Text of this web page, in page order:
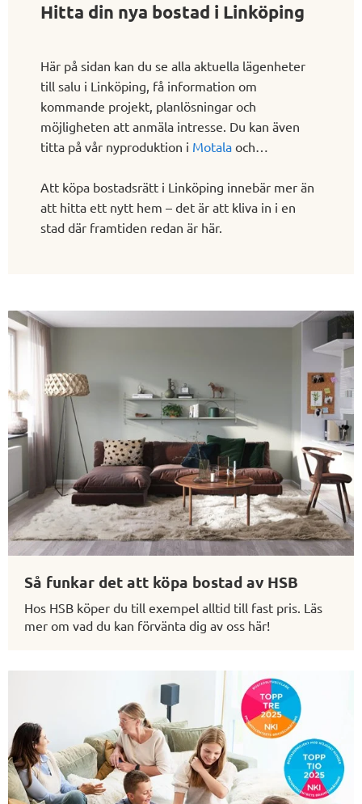
Hitta din nya bostad i Linköping
Här på sidan kan du se alla aktuella lägenheter
till salu i Linköping, få information om
kommande projekt, planlösningar och
möjligheten att anmäla intresse. Du kan även
titta på vår nyproduktion i Motala och
Att köpa bostadsrätt i Linköping innebär mer än
att hitta ett nytt hem – det är att kliva in i en
stad där framtiden redan är här.
Så funkar det att köpa bostad av HSB
Hos HSB köper du till exempel alltid till fast pris. Läs
mer om vad du kan förvänta dig av oss här!